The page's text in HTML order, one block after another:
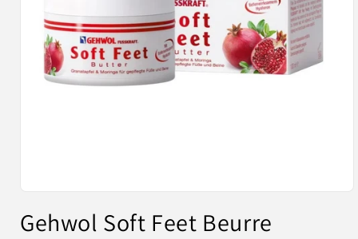
média
1
Gehwol Soft Feet Beurre